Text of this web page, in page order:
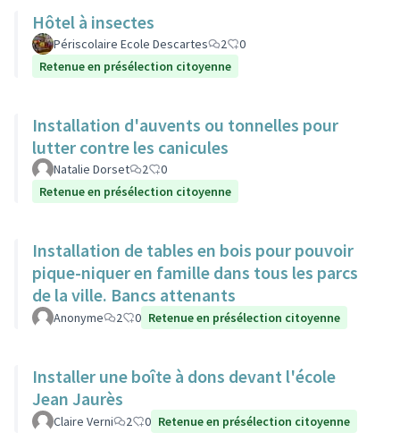
Hôtel à insectes
Périscolaire Ecole Descartes 2
0
Retenue en présélection citoyenne
Installation d'auvents ou tonnelles pour
lutter contre les canicules
Natalie Dorset 2
0
Retenue en présélection citoyenne
Installation de tables en bois pour pouvoir
pique-niquer en famille dans tous les parcs
de la ville. Bancs attenants
Anonyme 2 0 Retenue en présélection citoyenne
Installer une boîte à dons devant l'école
Jean Jaurès
Claire Verni 2 0 Retenue en présélection citoyenne